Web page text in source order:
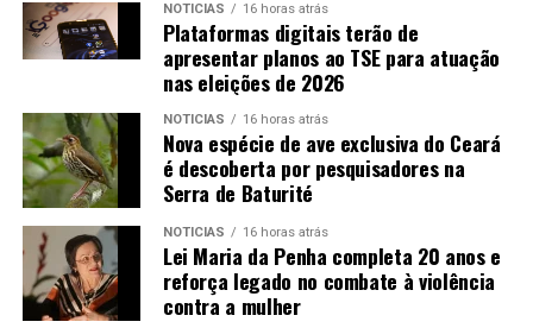
NOTICIAS 16 horas atrás
Plataformas digitais terão de
apresentar planos ao TSE para atuação
nas eleições de 2026
NOTICIAS 16 horas atrás
Nova espécie de ave exclusiva do Ceará
é descoberta por pesquisadores na
Serra de Baturité
NOTICIAS 16 horas atrás
Lei Maria da Penha completa 20 anos e
reforça legado no combate à violência
contra a mulher